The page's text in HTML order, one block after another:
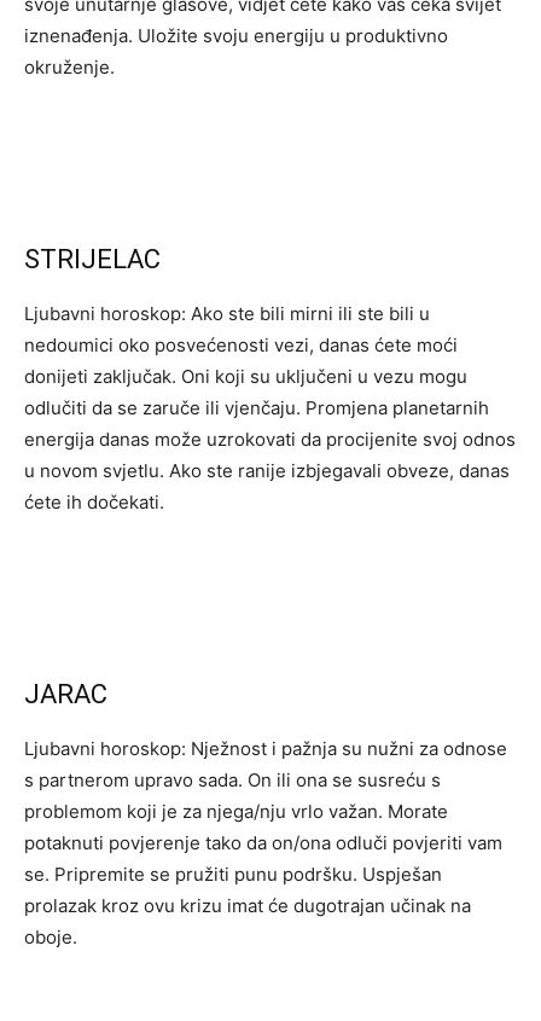
iznenađenja. Uložite svoju energiju u produktivno
okruženje.
STRIJELAC
Ljubavni horoskop: Ako ste bili mirni ili ste bili u
nedoumici oko posvećenosti vezi, danas ćete moći
donijeti zaključak. Oni koji su uključeni u vezu mogu
odlučiti da se zaruče ili vjenčaju. Promjena planetarnih
energija danas može uzrokovati da procijenite svoj odnos
u novom svjetlu. Ako ste ranije izbjegavali obveze, danas
ćete ih dočekati.
JARAC
Ljubavni horoskop: Nježnost i pažnja su nužni za odnose
s partnerom upravo sada. On ili ona se susreću s
problemom koji je za njega/nju vrlo važan. Morate
potaknuti povjerenje tako da on/ona odluči povjeriti vam
se. Pripremite se pružiti punu podršku. Uspješan
prolazak kroz ovu krizu imat će dugotrajan učinak na
oboje.